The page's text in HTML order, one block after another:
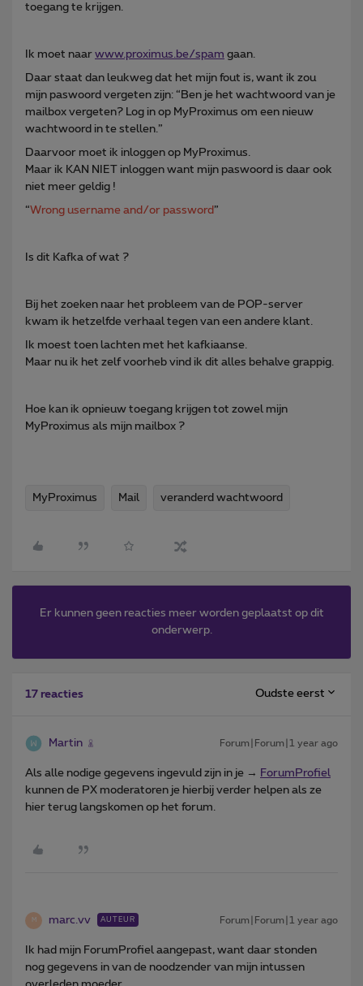
toegang te krijgen.
Ik moet naar www.proximus.be/spam gaan.
Daar staat dan leukweg dat het mijn fout is, want ik zou
mijn paswoord vergeten zijn: “Ben je het wachtwoord van je
mailbox vergeten? Log in op MyProximus om een nieuw
wachtwoord in te stellen.”
Daarvoor moet ik inloggen op MyProximus.
Maar ik KAN NIET inloggen want mijn paswoord is daar ook
niet meer geldig !
“Wrong username and/or password ”
Is dit Kafka of wat ?
Bij het zoeken naar het probleem van de POP-server
kwam ik hetzelfde verhaal tegen van een andere klant.
Ik moest toen lachten met het kafkiaanse.
Maar nu ik het zelf voorheb vind ik dit alles behalve grappig.
Hoe kan ik opnieuw toegang krijgen tot zowel mijn
MyProximus als mijn mailbox ?
MyProximus Mail veranderd wachtwoord
Er kunnen geen reacties meer worden geplaatst op dit
onderwerp.
17 reacties Oudste eerst
Martin Forum|Forum|1 year ago
Als alle nodige gegevens ingevuld zijn in je → ForumProfiel
kunnen de PX moderatoren je hierbij verder helpen als ze
hier terug langskomen op het forum.
M marc.vv AUTEUR Forum|Forum|1 year ago
Ik had mijn ForumProfiel aangepast, want daar stonden
nog gegevens in van de noodzender van mijn intussen